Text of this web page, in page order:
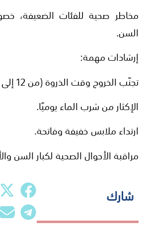
مخاطر صحية للفئات الضعيفة،
السن.
إرشادات مهمة:
تجنّب الخروج وقت الذروة (من 12 إلى 5 عصراً).
الإكثار من شرب الماء يوميًا.
ارتداء ملابس خفيفة وفاتحة.
مراقبة الأحوال الصحية لكبار السن
شارك